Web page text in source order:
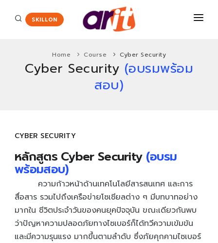
SKILLON
COURSES
App Development with Swift Certification
Autodesk Certified User Certificate
Critical Career Skills
New
Entrepreneurship and Small Business
PROMOTION
ABOUT US
Home Course Cyber Security
Cyber Security (อบรมพร้อม
สอบ)
CYBER SECURITY
หลักสูตร Cyber Security (อบรม
พร้อมสอบ)
ความก้าวหน้าด้านเทคโนโลยีสารสนเทศ และการ
สื่อสาร รวมไปถึงเครือข่ายโซเชียลต่าง ๆ มีบทบาทอย่าง
มากใน ชีวิตประจำวันของคนยุคปัจจุบัน ขณะเดียวกันพบ
ว่าปัญหาความปลอดภัยทางไซเบอร์ก็ได้ทวีความเข้มข้น
และมีความรุนแรง มากขึ้นตามลำดับ ซึ่งภัยคุกคามไซเบอร์